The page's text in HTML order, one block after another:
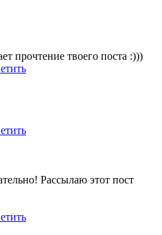
прочтение твоего поста :)))
Рассылаю этот пост